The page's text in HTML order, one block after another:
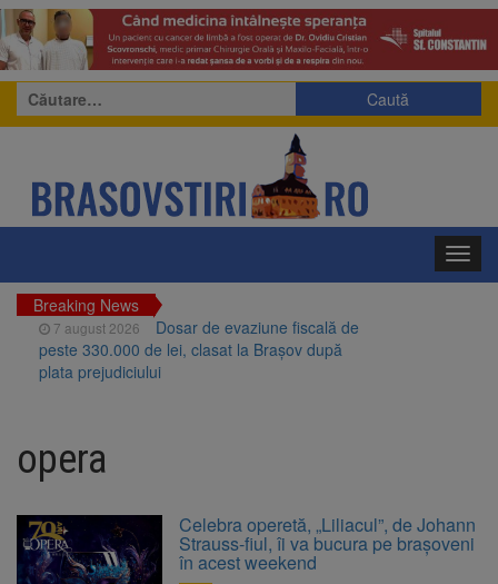
Caută
după:
Breaking News
7 august 2026
Dosar de evaziune fiscală de
peste 330.000 de lei, clasat la Brașov după
plata prejudiciului
Motivul: platforme de gunoi neigienizate
Piața Star din Brașov au fost demolate
opera
Celebra operetă, „Liliacul”, de Johann
Strauss-fiul, îi va bucura pe brașoveni
în acest weekend